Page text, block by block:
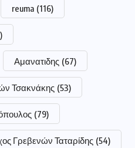
reuma (116)
Αμανατιδης (67)
Τσακνάκης (53)
(79)
Γρεβενών Ταταρίδης (54)